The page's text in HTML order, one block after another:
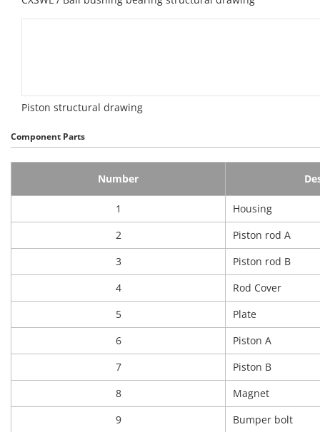
Piston structural drawing
Component Parts
Number
1
Housing
2
Piston rod A
3
Piston rod B
4
Rod Cover
5
Plate
6
Piston A
7
Piston B
8
Magnet
9
Bumper bolt